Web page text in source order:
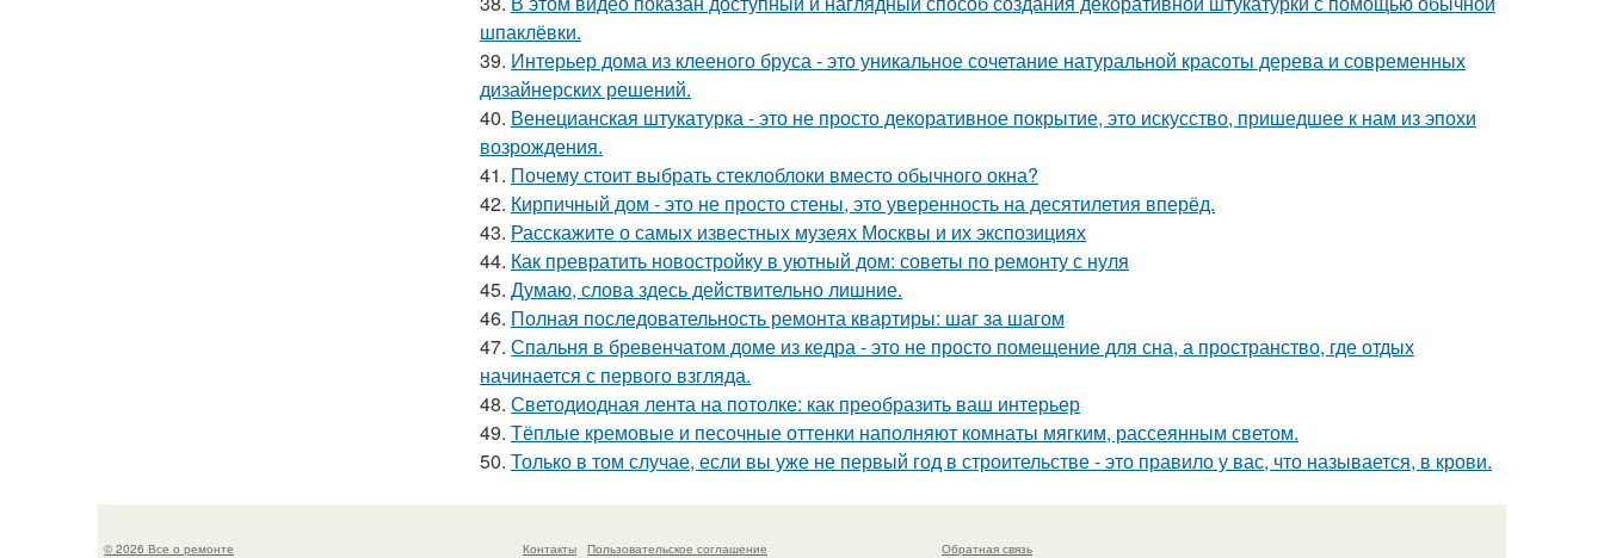
шпаклёвки.
39. Интерьер дома из клееного бруса - это уникальное сочетание натуральной красоты дерева и современных
дизайнерских решений.
40. Венецианская штукатурка - это не просто декоративное покрытие, это искусство, пришедшее к нам из эпохи
возрождения.
41. Почему стоит выбрать стеклоблоки вместо обычного окна?
42. Кирпичный дом - это не просто стены, это уверенность на десятилетия вперёд.
43. Расскажите о самых известных музеях Москвы и их экспозициях
44. Как превратить новостройку в уютный дом: советы по ремонту с нуля
45. Думаю, слова здесь действительно лишние.
46. Полная последовательность ремонта квартиры: шаг за шагом
47. Спальня в бревенчатом доме из кедра - это не просто помещение для сна, а пространство, где отдых
начинается с первого взгляда.
48. Светодиодная лента на потолке: как преобразить ваш интерьер
49. Тёплые кремовые и песочные оттенки наполняют комнаты мягким, рассеянным светом.
50. Только в том случае, если вы уже не первый год в строительстве - это правило у вас, что называется, в крови.
© 2026 Все о ремонте Контакты Пользовательское соглашение Обратная связь